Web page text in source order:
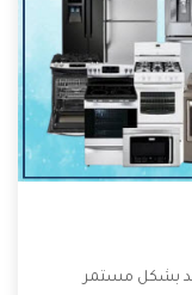
بشكل مستمر